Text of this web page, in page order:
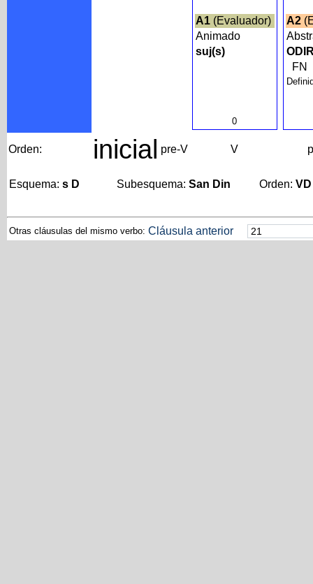
A1(Evaluador)
Animado
suj(s)
0
A2
FN
Orden: inicial pre-V V
Esquema: s D Subesquema: San Din Orden: VD
Otras cláusulas del mismo verbo: Cláusula anterior